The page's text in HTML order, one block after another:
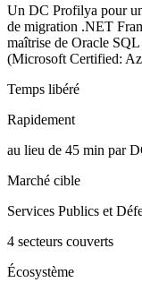
Un DC Profilya pour
de migration .NET
maîtrise de Oracle
(Microsoft Certified:
Temps libéré
Rapidement
au lieu de 45 min par
Marché cible
Services Publics et
4 secteurs couverts
Écosystème